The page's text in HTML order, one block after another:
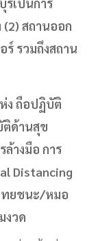
(2) สถานออก
ร์ รวมถึงสถาน
ง ถือปฏิบัติ
ด้านสุข
ล้างมือ การ
Distancing
ทยชนะ/หมอ
งวด